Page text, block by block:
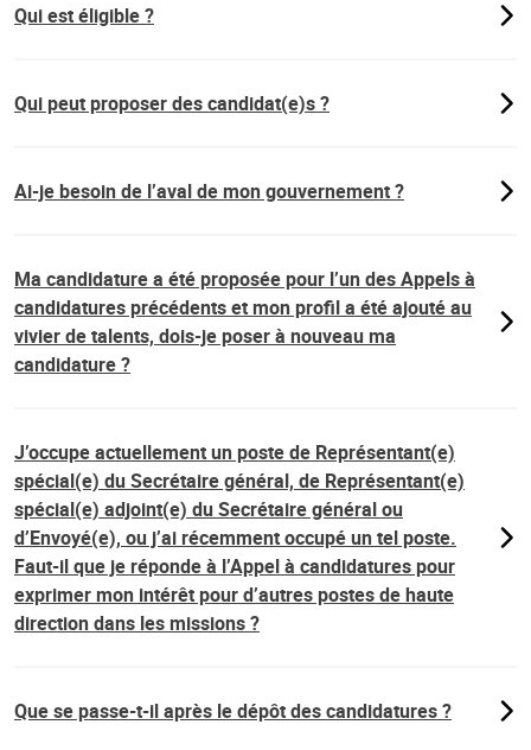
Qui est éligible ?
Qui peut proposer des candidat(e)s ?
Ai-je besoin de l’aval de mon gouvernement ?
Ma candidature a été proposée pour l’un des Appels à
candidatures précédents et mon profil a été ajouté au
vivier de talents, dois-je poser à nouveau ma
candidature ?
J’occupe actuellement un poste de Représentant(e)
spécial(e) du Secrétaire général, de Représentant(e)
spécial(e) adjoint(e) du Secrétaire général ou
d’Envoyé(e), ou j’ai récemment occupé un tel poste.
Faut-il que je réponde à l’Appel à candidatures pour
exprimer mon intérêt pour d’autres postes de haute
direction dans les missions ?
Que se passe-t-il après le dépôt des candidatures ?